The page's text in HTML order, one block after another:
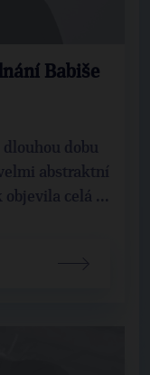
Babiše
dlouhou dobu
abstraktní
objevila celá ...